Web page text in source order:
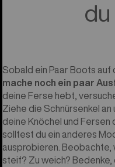
du
Sobald ein Paar Boots auf
mache noch ein paar
deine Ferse hebt,
Ziehe die Schnürsenkel an
deine Knöchel und Fersen
solltest du ein anderes
ausprobieren. Beobachte,
steif? Zu weich?